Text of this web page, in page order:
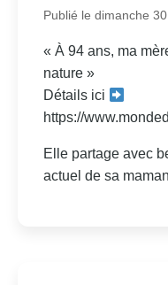
Publié le dimanche
« À 94 ans, ma
nature »
Détails ici
https://
Elle partage avec
actuel de sa maman